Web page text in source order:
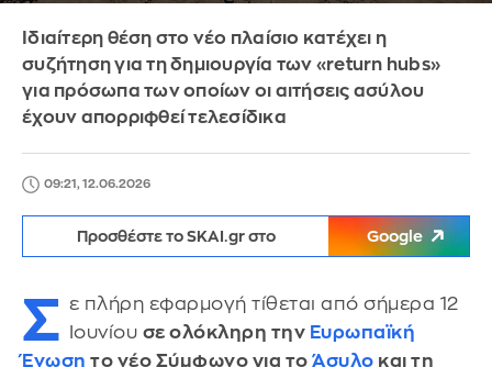
Ιδιαίτερη θέση στο νέο πλαίσιο κατέχει η
συζήτηση για τη δημιουργία των «return hubs»
για πρόσωπα των οποίων οι αιτήσεις ασύλου
έχουν απορριφθεί τελεσίδικα
09:21, 12.06.2026
Προσθέστε το SKAI.gr στο Google
Σ ε πλήρη εφαρμογή τίθεται από σήμερα 12
Ιουνίου σε ολόκληρη την Ευρωπαϊκή
Ένωση το νέο Σύμφωνο για το Άσυλο και τη